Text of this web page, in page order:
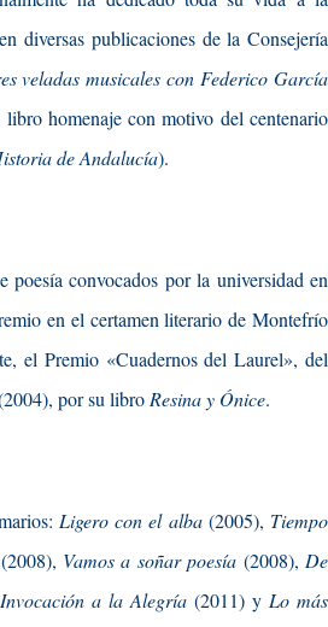
diversas publicaciones de la Consejería
veladas musicales con Federico García
homenaje con motivo del centenario
de Andalucía).
poesía convocados por la universidad en
en el certamen literario de Montefrío
el Premio «Cuadernos del Laurel», del
por su libro Resina y Ónice.
Ligero con el alba(2005), Tiempo
(2008), Vamos a soñar poesía (2008), De
Invocación a la Alegría (2011) y Lo más